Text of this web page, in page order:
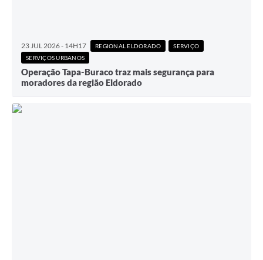
23 JUL 2026 - 14H17 REGIONAL ELDORADO
SERVIÇO
SERVIÇOS URBANOS
Operação Tapa-Buraco traz mais segurança para
moradores da região Eldorado